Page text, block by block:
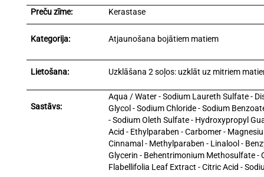
Preču zīme: Kerastase
Kategorija: Atjaunošana bojātiem matiem
Lietošana: Uzklāšana 2 soļos: uzklāt uz mitriem
Sastāvs:
Aqua / Water - Sodium Laureth Sulfate -
Glycol - Sodium Chloride - Sodium
- Sodium Oleth Sulfate - Hydroxypropyl
Acid - Ethylparaben - Carbomer -
Cinnamal - Methylparaben - Linalool -
Glycerin - Behentrimonium Methosulfate -
Flabellifolia Leaf Extract - Citric Acid -